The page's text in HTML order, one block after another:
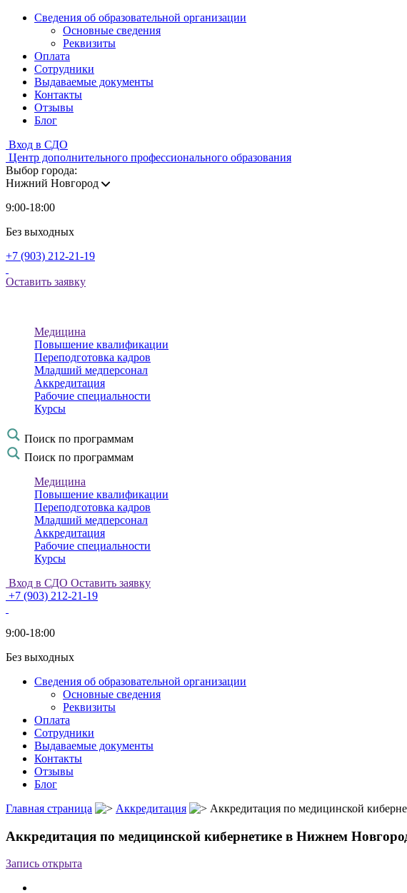
Сведения об образовательной организации
Основные сведения
Реквизиты
Оплата
Сотрудники
Выдаваемые документы
Контакты
Отзывы
Блог
Вход в СДО
Центр дополнительного профессионального образования
Выбор города:
Нижний Новгород
9:00-18:00
Без выходных
+7 (903) 212-21-19
Оставить заявку
Медицина
Повышение квалификации
Переподготовка кадров
Младший медперсонал
Аккредитация
Рабочие специальности
Курсы
Поиск по программам
Поиск по программам
Медицина
Повышение квалификации
Переподготовка кадров
Младший медперсонал
Аккредитация
Рабочие специальности
Курсы
Вход в СДО Оставить заявку
+7 (903) 212-21-19
9:00-18:00
Без выходных
Сведения об образовательной организации
Основные сведения
Реквизиты
Оплата
Сотрудники
Выдаваемые документы
Контакты
Отзывы
Блог
Главная страница
Аккредитация Аккредитация по медицинской
Аккредитация по медицинской кибернетике в Нижнем
Запись открыта